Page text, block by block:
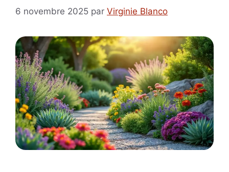
6 novembre 2025 par Virginie Blanco